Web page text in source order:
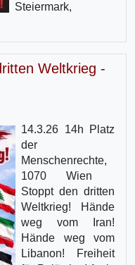
Steiermark,
Weltkrieg -
14.3.26 14h Platz
der
Menschenrechte,
1070 Wien
Stoppt den dritten
Weltkrieg! Hände
weg vom Iran!
Hände weg vom
Libanon! Freiheit